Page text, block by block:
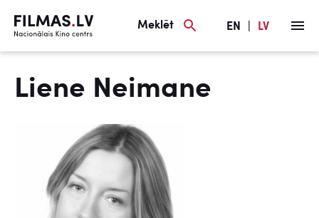
Meklēt EN LV
Liene Neimane